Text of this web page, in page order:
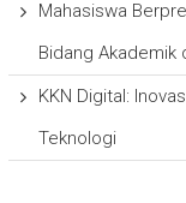
Mahasiswa
Bidang Akademik
KKN Digital:
Teknologi